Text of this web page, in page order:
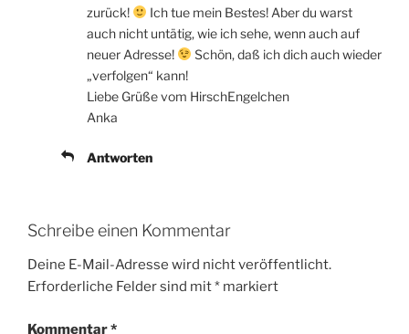
zurück!
Ich tue mein Bestes! Aber du warst
auch nicht untätig, wie ich sehe, wenn auch auf
neuer Adresse!
Schön, daß ich dich auch wieder
„verfolgen“ kann!
Liebe Grüße vom HirschEngelchen
Anka
Antworten
Schreibe einen Kommentar
Deine E-Mail-Adresse wird nicht veröffentlicht.
Erforderliche Felder sind mit* markiert
Kommentar*